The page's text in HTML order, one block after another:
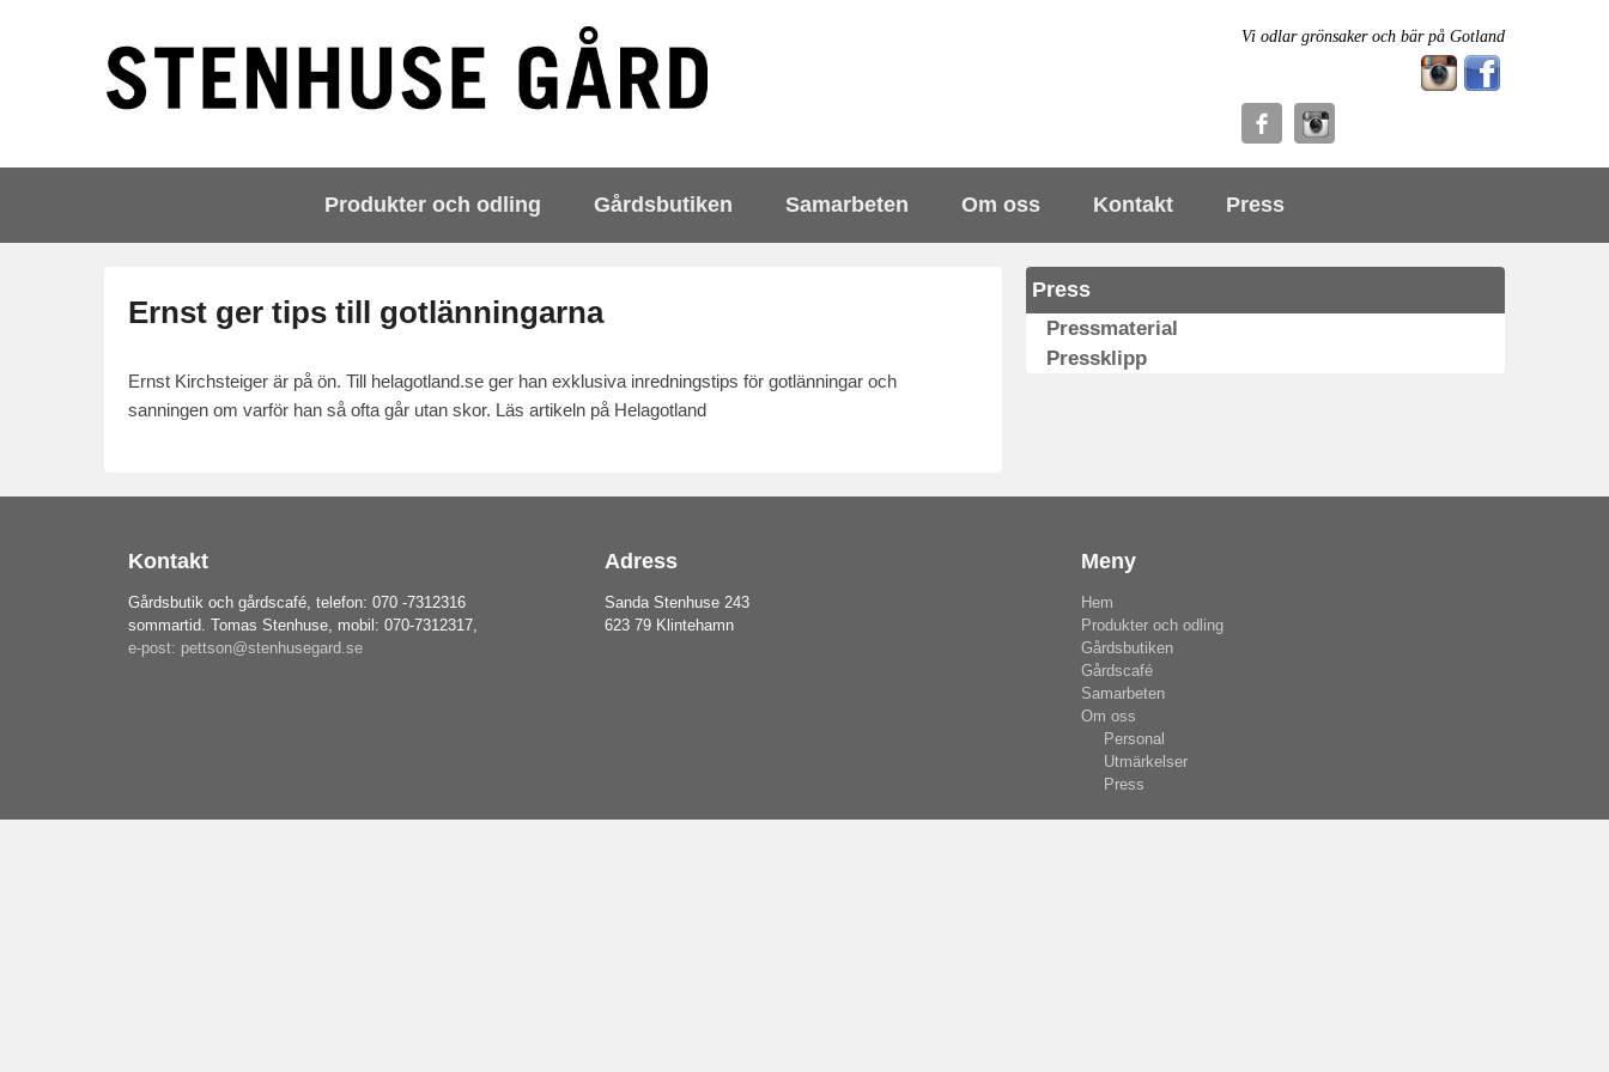
Vi odlar grönsaker och bär på Gotland
primary
secondary
Produkter och odling Gårdsbutiken Samarbeten Om oss Kontakt Press
Ernst ger tips till gotlänningarna
Ernst Kirchsteiger är på ön. Till helagotland.se ger han exklusiva inredningstips för gotlänningar och
sanningen om varför han så ofta går utan skor. Läs artikeln på Helagotland
Press
Pressmaterial
Pressklipp
Kontakt
Gårdsbutik och gårdscafé, telefon: 070 -7312316
sommartid. Tomas Stenhuse, mobil: 070-7312317,
e-post: pettson@stenhusegard.se
Adress
Sanda Stenhuse 243
623 79 Klintehamn
Meny
Hem
Produkter och odling
Gårdsbutiken
Gårdscafé
Samarbeten
Om oss
Personal
Utmärkelser
Press